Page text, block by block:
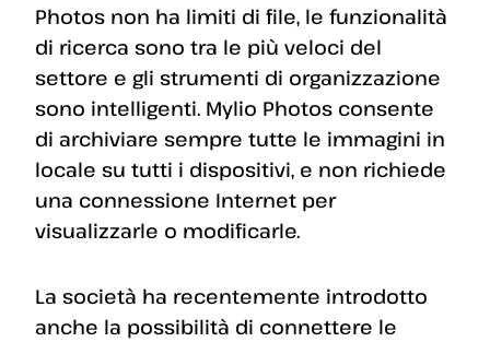
Photos non ha limiti di file, le funzionalità
di ricerca sono tra le più veloci del
settore e gli strumenti di organizzazione
sono intelligenti. Mylio Photos consente
di archiviare sempre tutte le immagini in
locale su tutti i dispositivi, e non richiede
una connessione Internet per
visualizzarle o modificarle.
La società ha recentemente introdotto
anche la possibilità di connettere le